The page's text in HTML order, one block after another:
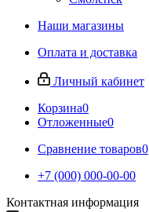
Наши магазины
Оплата и доставка
Личный кабинет
Корзина0
Отложенные0
Сравнение товаров0
+7 (000) 000-00-00
Контактная информация